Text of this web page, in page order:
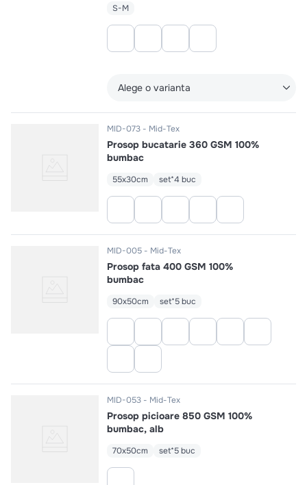
S-M
Alege o varianta
MID-073 Mid-Tex
Prosop bucatarie 360 GSM 100%
bumbac
55x30cm set*4 buc
MID-005 Mid-Tex
Prosop fata 400 GSM 100%
bumbac
90x50cm set*5 buc
MID-053 Mid-Tex
Prosop picioare 850 GSM 100%
bumbac, alb
70x50cm set*5 buc